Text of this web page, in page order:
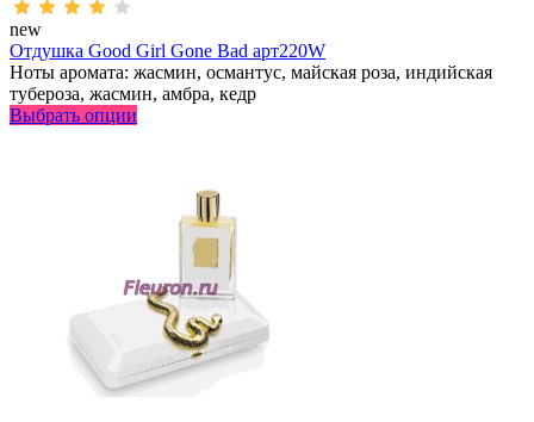
new
Отдушка Good Girl Gone Bad арт220W
Ноты аромата: жасмин, османтус, майская роза, индийская
тубероза, жасмин, амбра, кедр
Выбрать опции